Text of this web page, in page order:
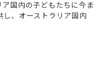
国内の子どもたちに今ま
、オーストラリア国内